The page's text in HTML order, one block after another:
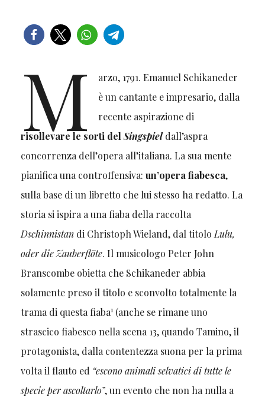
M
arzo, 1791. Emanuel Schikaneder
è un cantante e impresario, dalla
recente aspirazione di
risollevare le sorti del Singspieldall’aspra
concorrenza dell’opera all’italiana. La sua mente
pianifica una controffensiva: un’opera fiabesca,
sulla base di un libretto che lui stesso ha redatto. La
storia si ispira a una fiaba della raccolta
Dschinnistandi Christoph Wieland, dal titolo Lulu,
oder die Zauberflöte. Il musicologo Peter John
Branscombe obietta che Schikaneder abbia
solamente preso il titolo e sconvolto totalmente la
trama di questa fiaba1(anche se rimane uno
strascico fiabesco nella scena 13, quando Tamino, il
protagonista, dalla contentezza suona per la prima
volta il flauto ed “escono animali selvatici di tutte le
specie per ascoltarlo”, un evento che non ha nulla a